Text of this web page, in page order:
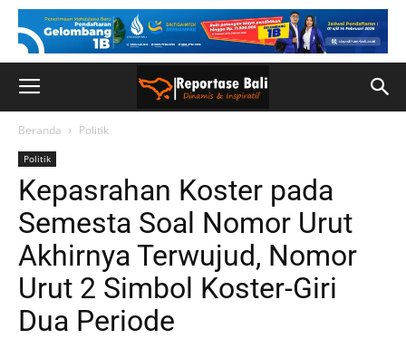
Beranda Politik
Politik
Kepasrahan Koster pada
Semesta Soal Nomor Urut
Akhirnya Terwujud, Nomor
Urut 2 Simbol Koster-Giri
Dua Periode